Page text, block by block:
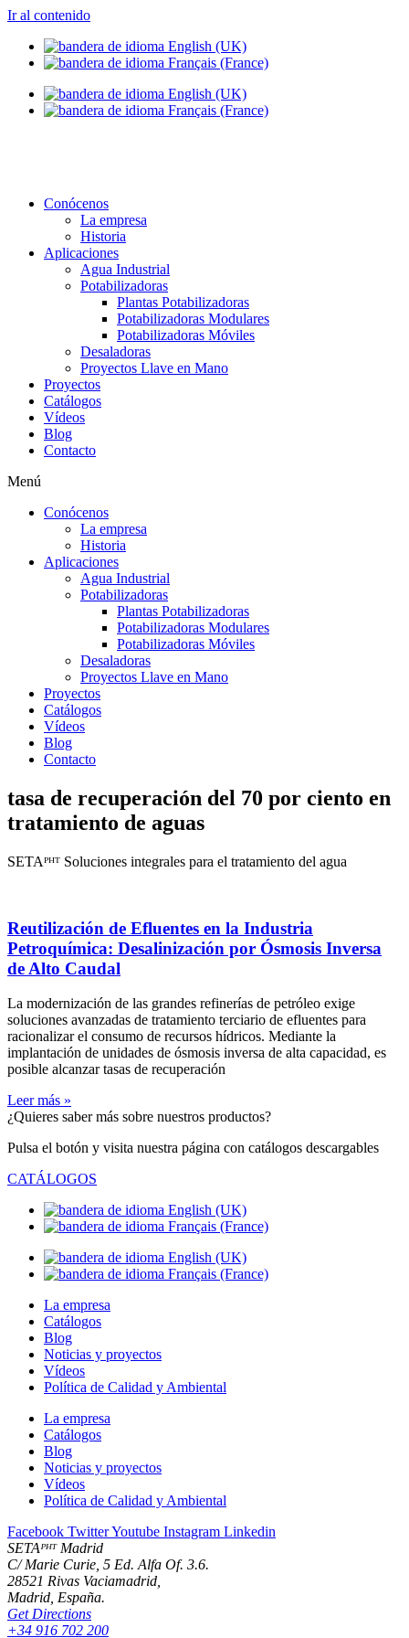
Ir al contenido
Conócenos
La empresa
Historia
Aplicaciones
Agua Industrial
Potabilizadoras
Plantas Potabilizadoras
Potabilizadoras Modulares
Potabilizadoras Móviles
Desaladoras
Proyectos Llave en Mano
Proyectos
Catálogos
Vídeos
Blog
Contacto
Menú
Conócenos
La empresa
Historia
Aplicaciones
Agua Industrial
Potabilizadoras
Plantas Potabilizadoras
Potabilizadoras Modulares
Potabilizadoras Móviles
Desaladoras
Proyectos Llave en Mano
Proyectos
Catálogos
Vídeos
Blog
Contacto
tasa de recuperación del 70 por ciento en
tratamiento de aguas
SETAᴾᴴᵀ Soluciones integrales para el tratamiento del agua
Reutilización de Efluentes en la Industria
Petroquímica: Desalinización por Ósmosis Inversa
de Alto Caudal
La modernización de las grandes refinerías de petróleo exige
soluciones avanzadas de tratamiento terciario de efluentes para
racionalizar el consumo de recursos hídricos. Mediante la
implantación de unidades de ósmosis inversa de alta capacidad, es
posible alcanzar tasas de recuperación
Leer más »
¿Quieres saber más sobre nuestros productos?
Pulsa el botón y visita nuestra página con catálogos descargables
CATÁLOGOS
La empresa
Catálogos
Blog
Noticias y proyectos
Vídeos
Política de Calidad y Ambiental
La empresa
Catálogos
Blog
Noticias y proyectos
Vídeos
Política de Calidad y Ambiental
Facebook TwitterYoutube Instagram Linkedin
SETAᴾᴴᵀ Madrid
C/ Marie Curie, 5 Ed. Alfa Of. 3.6.
28521 Rivas Vaciamadrid,
Madrid, España.
Get Directions
+34 916 702 200